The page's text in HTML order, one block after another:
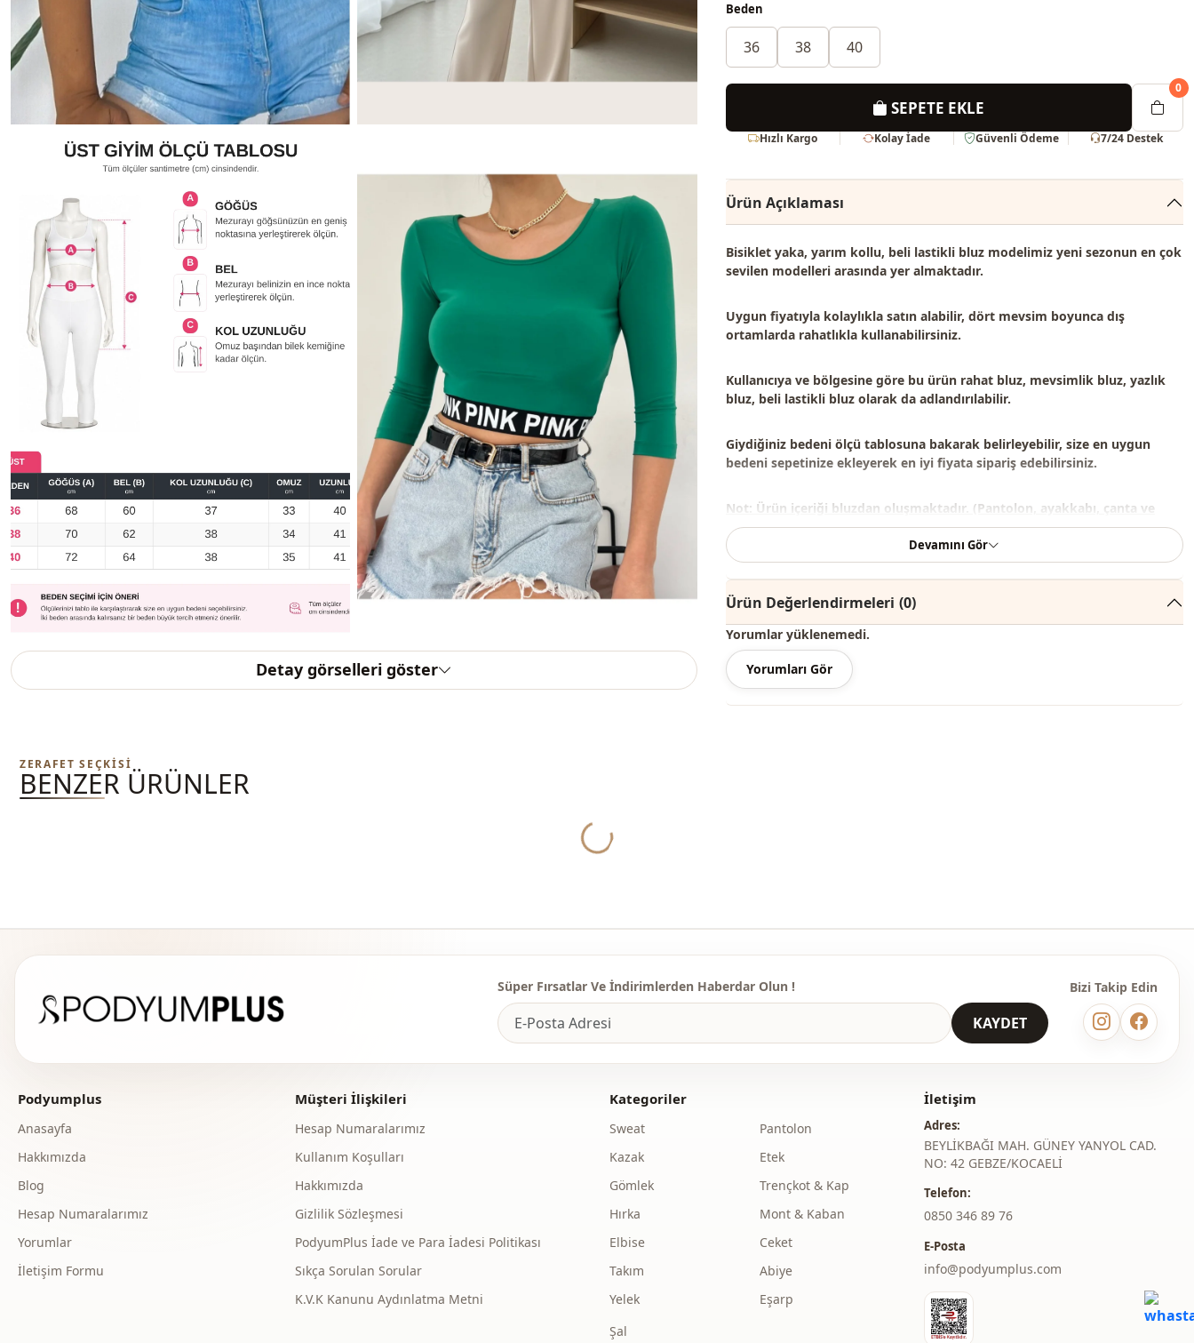
Detay görselleri göster
Beden
36 38 40
SEPETE EKLE
0
Hızlı Kargo Kolay İade Güvenli Ödeme 7/24 Destek
Ürün Açıklaması
Bisiklet yaka, yarım kollu, beli lastikli bluz modelimiz yeni sezonun en çok
sevilen modelleriarasında yer almaktadır.
Uygun fiyatıyla kolaylıkla satın alabilir, dört mevsim boyunca dış
ortamlarda rahatlıkla kullanabilirsiniz.
Kullanıcıya ve bölgesine göre bu ürün rahat bluz, mevsimlik bluz, yazlık
bluz, beli lastikli bluzolarak da adlandırılabilir.
Giydiğiniz bedeni ölçü tablosuna bakarak belirleyebilir, size en uygun
bedeni sepetinize ekleyerek en iyi fiyata sipariş edebilirsiniz.
Not: Ürün içeriği bluzdan oluşmaktadır. (Pantolon, ayakkabı, çanta ve
takılar dekor amaçlı kullanılmaktadır.)
%65 Pamuk , %35 Polyester
Yaka
Devamını Gör
Ürün Değerlendirmeleri (0)
Yorumlar yüklenemedi.
Yorumları Gör
ZERAFET SEÇKISI
BENZER ÜRÜNLER
Yukleniyor...
Süper Fırsatlar Ve İndirimlerden Haberdar Olun !
KAYDET
Bizi Takip Edin
Podyumplus
Anasayfa
Hakkımızda
Blog
Hesap Numaralarımız
Yorumlar
İletişim Formu
Müşteri İlişkileri
Hesap Numaralarımız
Kullanım Koşulları
Hakkımızda
Gizlilik Sözleşmesi
PodyumPlus İade ve Para İadesi Politikası
Sıkça Sorulan Sorular
K.V.K Kanunu Aydınlatma Metni
Kategoriler
Sweat
Kazak
Gömlek
Hırka
Elbise
Takım
Yelek
Pantolon
Etek
Trençkot & Kap
Mont & Kaban
Ceket
Abiye
Eşarp
Şal
İletişim
Adres:
BEYLİKBAĞI MAH. GÜNEY YANYOL CAD.
NO: 42 GEBZE/KOCAELİ
Telefon:
‎0850 346 89 76
E-Posta
info@podyumplus.com